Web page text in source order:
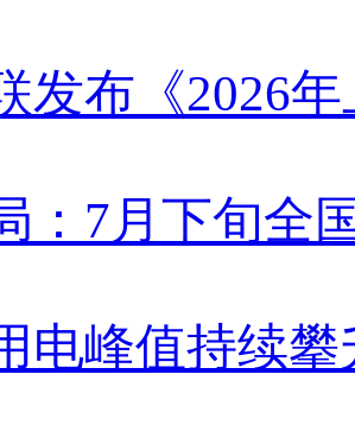
发布《2026
：7月下旬全
电峰值持续